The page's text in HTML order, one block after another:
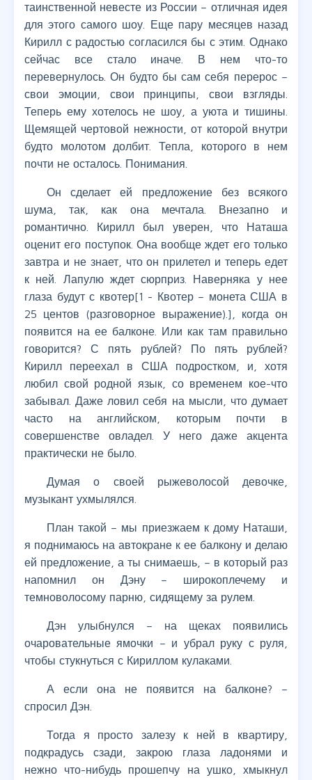
таинственной невесте из России – отличная идея
для этого самого шоу. Еще пару месяцев назад
Кирилл с радостью согласился бы с этим. Однако
сейчас все стало иначе. В нем что-то
перевернулось. Он будто бы сам себя перерос –
свои эмоции, свои принципы, свои взгляды.
Теперь ему хотелось не шоу, а уюта и тишины.
Щемящей чертовой нежности, от которой внутри
будто молотом долбит. Тепла, которого в нем
почти не осталось. Понимания.
Он сделает ей предложение без всякого
шума, так, как она мечтала. Внезапно и
романтично. Кирилл был уверен, что Наташа
оценит его поступок. Она вообще ждет его только
завтра и не знает, что он прилетел и теперь едет
к ней. Лапулю ждет сюрприз. Наверняка у нее
глаза будут с квотер[1 - Квотер – монета США в
25 центов (разговорное выражение).], когда он
появится на ее балконе. Или как там правильно
говорится? С пять рублей? По пять рублей?
Кирилл переехал в США подростком, и, хотя
любил свой родной язык, со временем кое-что
забывал. Даже ловил себя на мысли, что думает
часто на английском, которым почти в
совершенстве овладел. У него даже акцента
практически не было.
Думая о своей рыжеволосой девочке,
музыкант ухмылялся.
План такой – мы приезжаем к дому Наташи,
я поднимаюсь на автокране к ее балкону и делаю
ей предложение, а ты снимаешь, – в который раз
напомнил он Дэну – широкоплечему и
темноволосому парню, сидящему за рулем.
Дэн улыбнулся – на щеках появились
очаровательные ямочки – и убрал руку с руля,
чтобы стукнуться с Кириллом кулаками.
А если она не появится на балконе? –
спросил Дэн.
Тогда я просто залезу к ней в квартиру,
подкрадусь сзади, закрою глаза ладонями и
нежно что-нибудь прошепчу на ушко, хмыкнул